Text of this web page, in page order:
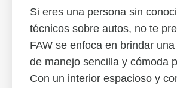
Si eres una persona sin
técnicos sobre autos, no te
FAW se enfoca en brindar
de manejo sencilla y cómoda
Con un interior espacioso y